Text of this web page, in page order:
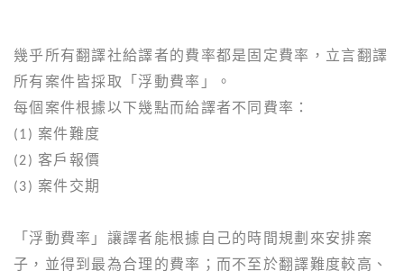
幾乎所有翻譯社給譯者的費率都是固定費率，立言翻譯
所有案件皆採取「浮動費率」。
每個案件根據以下幾點而給譯者不同費率：
(1) 案件難度
(2) 客戶報價
(3) 案件交期
「浮動費率」讓譯者能根據自己的時間規劃來安排案
子，並得到最為合理的費率；而不至於翻譯難度較高、